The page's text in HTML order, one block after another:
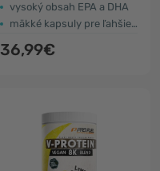
vysoký obsah EPA a DHA
mäkké kapsuly pre ľahšie užívanie
36,99€